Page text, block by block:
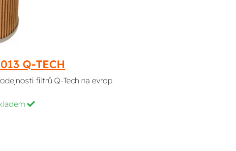
Q-TECH
filtrů Q-Tech na evrop